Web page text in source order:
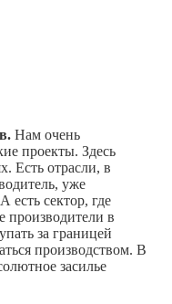
Нам очень
проекты. Здесь
Есть отрасли, в
уже
есть сектор, где
производители в
за границей
производством. В
засилье